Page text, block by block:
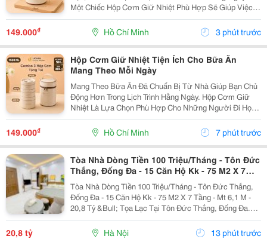
Một Chiếc Hộp Cơm Giữ Nhiệt Phù Hợp Sẽ Giúp Việc
Sắp Xếp Và Mang Theo Các Món Ăn Trở Nên Thuận
Tiện, Đồng Thời Phù Hợp Với Nhiều Thói Quen Sinh
149.000₫ Hồ Chí Minh 3 phút trước
Hộp Cơm Giữ Nhiệt Tiện Ích Cho Bữa Ăn
Mang Theo Mỗi Ngày
Mang Theo Bữa Ăn Đã Chuẩn Bị Từ Nhà Giúp Bạn Chủ
Động Hơn Trong Lịch Trình Hằng Ngày. Hộp Cơm Giữ
Nhiệt Là Lựa Chọn Phù Hợp Cho Những Người Đi Học,
Đi Làm Hoặc Thường Xuyên Di Chuyển, Giúp Việc Sắp
Xếp Và Mang Theo Thức Ăn Trở Nên Gọn Gàng Hơn.
149.000₫ Hồ Chí Minh 7 phút trước
Tòa Nhà Dòng Tiền 100 Triệu/Tháng - Tôn Đức
Thắng, Đống Đa - 15 Căn Hộ Kk - 75 M2 X 7
Tầng - Mt 6,1 M - 20,8 Tỷ
Tòa Nhà Dòng Tiền 100 Triệu/Tháng - Tôn Đức Thắng,
Đống Đa - 15 Căn Hộ Kk - 75 M2 X 7 Tầng - Mt 6,1 M -
20,8 Tỷ &Bull; Tọa Lạc Tại Tôn Đức Thắng, Đống Đa.
Cách Mặt Phố Khoảng 50 Mét, Cách Ô Tô Tránh Khoảng
10 Mét, Vị Trí Thuận Tiện Khai Thác...
20,8 tỷ Hà Nội 13 phút trước